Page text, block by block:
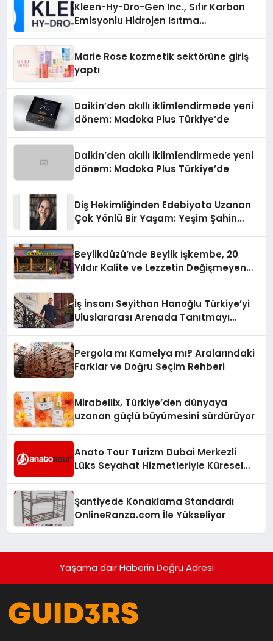
Kleen-Hy-Dro-Gen Inc., Sıfır Karbon
Emisyonlu Hidrojen Isıtma
Marie Rose kozmetik sektörüne giriş
yaptı
Daikin’den akıllı iklimlendirmede yeni
dönem: Madoka Plus Türkiye’de
Daikin’den akıllı iklimlendirmede yeni
dönem: Madoka Plus Türkiye’de
Diş Hekimliğinden Edebiyata Uzanan
Çok Yönlü Bir Yaşam: Yeşim Şahin
Beylikdüzü’nde Beylik İşkembe, 20
Yıldır Kalite ve Lezzetin Değişmeyen
İş İnsanı Seyithan Hanoğlu Türkiye’yi
Uluslararası Arenada Tanıtmayı
Pergola mı Kamelya mı? Aralarındaki
Farklar ve Doğru Seçim Rehberi
Mirabellix, Türkiye’den dünyaya
uzanan güçlü büyümesini sürdürüyor
Anato Tour Turizm Dubai Merkezli
Lüks Seyahat Hizmetleriyle Küresel
Şantiyede Konaklama Standardı
OnlineRanza.com İle Yükseliyor
Yaşama dair Haberin Doğru Adresi